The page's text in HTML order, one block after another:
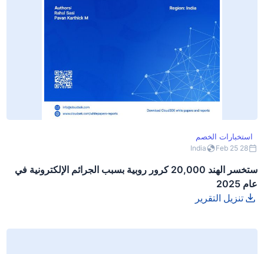
استخبارات الخصم
28 Feb 25
India
ستخسر الهند 20,000 كرور روبية بسبب الجرائم الإلكترونية في
عام 2025
تنزيل التقرير